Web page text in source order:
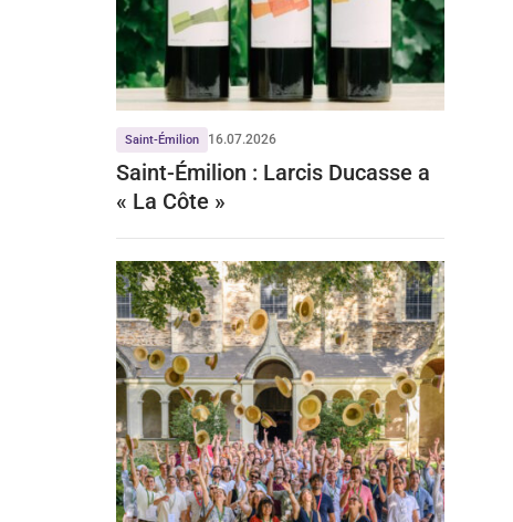
Saint-Émilion 16.07.2026
Saint-Émilion : Larcis Ducasse a
« La Côte »